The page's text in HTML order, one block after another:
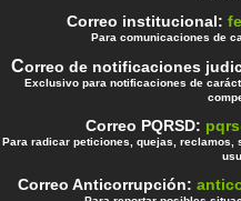
Correo institucional:
Para comunicaciones de
Correo de notificaciones
Exclusivo para notificaciones de
Correo PQRSD:
Para radicar peticiones, quejas, reclamos,
Correo Anticorrupción: